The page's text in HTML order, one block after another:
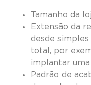
Tamanho da
Extensão da
desde
total, por
implantar
Padrão de